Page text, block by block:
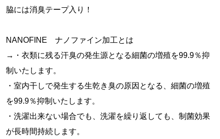
脇には消臭テープ入り！
NANOFINE ナノファイン加工とは
→・衣類に残る汗臭の発生源となる細菌の増殖を99.9％抑
制いたします。
・室内干しで発生する生乾き臭の原因となる、細菌の増殖
を99.9％抑制いたします。
・洗濯出来ない場合でも、洗濯を繰り返しても、制菌効果
が長時間持続します。